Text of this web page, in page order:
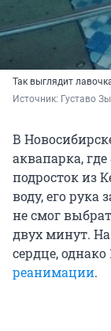
Так выглядит
Источник: Густаво
В
аквапарка,
подросток из
воду, его рука
не смог
двух минут. На
сердце,
реанимации.